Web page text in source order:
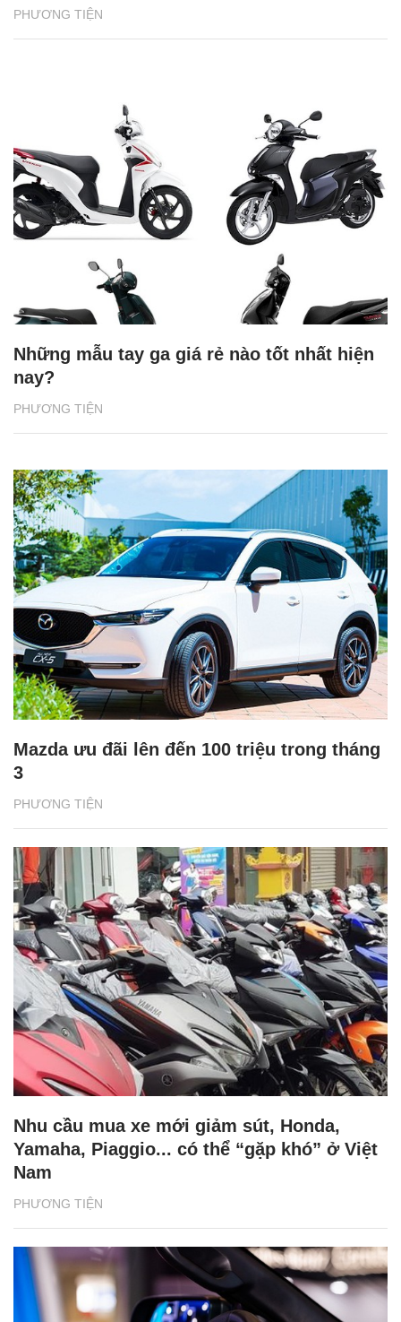
PHƯƠNG TIỆN
PHƯƠNG TIỆN
Những mẫu tay ga giá rẻ nào tốt nhất hiện
nay?
PHƯƠNG TIỆN
Mazda ưu đãi lên đến 100 triệu trong tháng
3
PHƯƠNG TIỆN
Nhu cầu mua xe mới giảm sút, Honda,
Yamaha, Piaggio... có thể “gặp khó” ở Việt
Nam